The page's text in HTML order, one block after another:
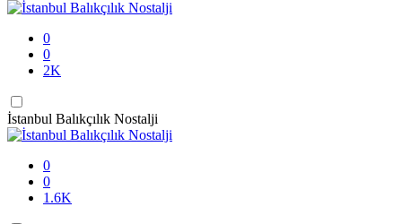
0
0
2K
İstanbul Balıkçılık Nostalji
0
0
1.6K